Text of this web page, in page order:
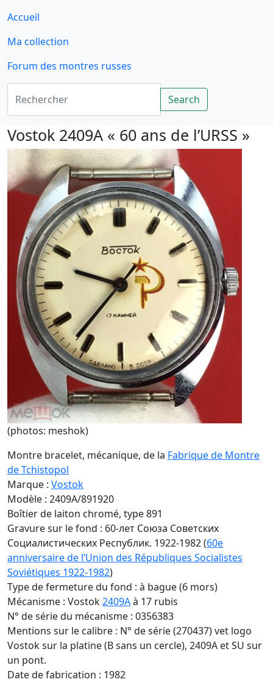
Accueil
Ma collection
Forum des montres russes
Rechercher
Search
Vostok 2409A « 60 ans de l’URSS »
(photos: meshok)
Montre bracelet, mécanique, de la Fabrique de Montre
de Tchistopol
Marque : Vostok
Modèle : 2409A/891920
Boîtier de laiton chromé, type 891
Gravure sur le fond : 60-лет Союза Советских
Социалистических Республик. 1922-1982 (60e
anniversaire de l’Union des Républiques Socialistes
Soviétiques 1922-1982)
Type de fermeture du fond : à bague (6 mors)
Mécanisme : Vostok2409Aà 17 rubis
N° de série du mécanisme : 0356383
Mentions sur le calibre : N° de série (270437) vet logo
Vostok sur la platine (B sans un cercle), 2409A et SU sur
un pont.
Date de fabrication : 1982